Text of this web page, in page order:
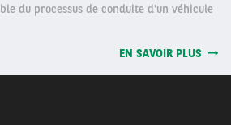
du processus de conduite d'un véhicule
EN SAVOIR PLUS